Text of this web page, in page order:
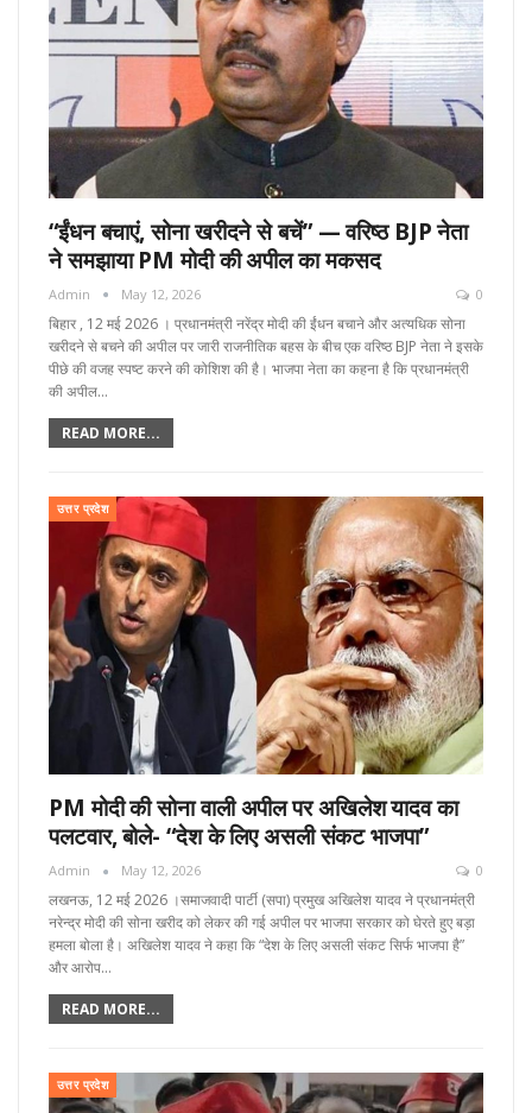
“ईंधन बचाएं, सोना खरीदने से बचें” — वरिष्ठ BJP नेता
ने समझाया PM मोदी की अपील का मकसद
Admin May 12, 2026 0
बिहार , 12 मई 2026 । प्रधानमंत्री नरेंद्र मोदी की ईंधन बचाने और अत्यधिक सोना
खरीदने से बचने की अपील पर जारी राजनीतिक बहस के बीच एक वरिष्ठ BJP नेता ने इसके
पीछे की वजह स्पष्ट करने की कोशिश की है। भाजपा नेता का कहना है कि प्रधानमंत्री
की अपील…
READ MORE...
उत्तर प्रदेश
PM मोदी की सोना वाली अपील पर अखिलेश यादव का
पलटवार, बोले- “देश के लिए असली संकट भाजपा”
Admin May 12, 2026 0
लखनऊ, 12 मई 2026 ।समाजवादी पार्टी (सपा) प्रमुख अखिलेश यादव ने प्रधानमंत्री
नरेन्द्र मोदी की सोना खरीद को लेकर की गई अपील पर भाजपा सरकार को घेरते हुए बड़ा
हमला बोला है। अखिलेश यादव ने कहा कि “देश के लिए असली संकट सिर्फ भाजपा है”
और आरोप…
READ MORE...
उत्तर प्रदेश